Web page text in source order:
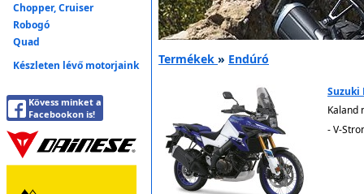
Chopper, Cruiser
Robogó
Quad
Készleten lévő motorjaink
Kövess minket a
Facebookon is!
Termékek » Endúró
Suzuki
Kaland
- V-